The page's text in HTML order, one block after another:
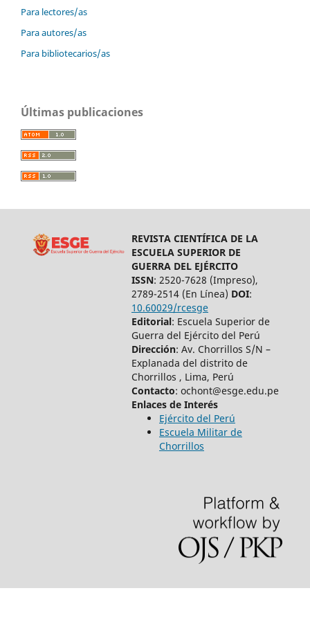
Para lectores/as
Para autores/as
Para bibliotecarios/as
Últimas publicaciones
REVISTA CIENTÍFICA DE LA
ESCUELA SUPERIOR DE
GUERRA DEL EJÉRCITO
ISSN: 2520-7628 (Impreso),
2789-2514 (En Línea) DOI:
10.60029/rcesge
Editorial: Escuela Superior de
Guerra del Ejército del Perú
Dirección: Av. Chorrillos S/N –
Explanada del distrito de
Chorrillos , Lima, Perú
Contacto: ochont@esge.edu.pe
Enlaces de Interés
Ejército del Perú
Escuela Militar de
Chorrillos